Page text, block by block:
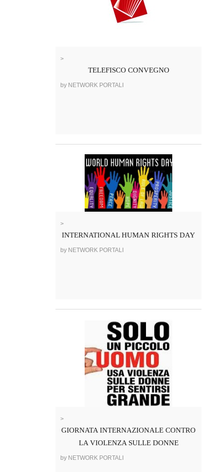
>
TELEFISCO CONVEGNO
by NETWORK PORTALI
>
INTERNATIONAL HUMAN RIGHTS DAY
by NETWORK PORTALI
>
GIORNATA INTERNAZIONALE CONTRO
LA VIOLENZA SULLE DONNE
by NETWORK PORTALI